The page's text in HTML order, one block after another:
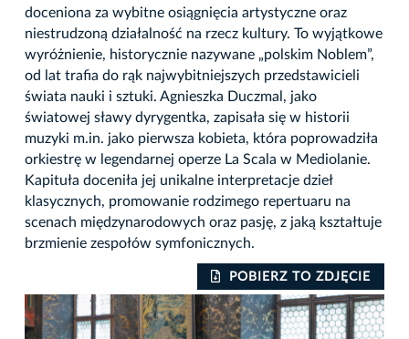
doceniona za wybitne osiągnięcia artystyczne oraz
niestrudzoną działalność na rzecz kultury. To wyjątkowe
wyróżnienie, historycznie nazywane „polskim Noblem”,
od lat trafia do rąk najwybitniejszych przedstawicieli
świata nauki i sztuki. Agnieszka Duczmal, jako
światowej sławy dyrygentka, zapisała się w historii
muzyki m.in. jako pierwsza kobieta, która poprowadziła
orkiestrę w legendarnej operze La Scala w Mediolanie.
Kapituła doceniła jej unikalne interpretacje dzieł
klasycznych, promowanie rodzimego repertuaru na
scenach międzynarodowych oraz pasję, z jaką kształtuje
brzmienie zespołów symfonicznych.
POBIERZ TO ZDJĘCIE